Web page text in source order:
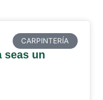
CARPINTERÍA
seas un